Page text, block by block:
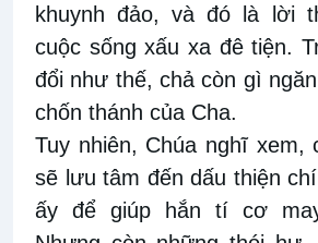
khuynh đảo, và đó là lời
cuộc sống xấu xa đê tiện.
đổi như thế, chả còn gì
chốn thánh của Cha.
Tuy nhiên, Chúa nghĩ xem,
sẽ lưu tâm đến dấu thiện
ấy để giúp hắn tí cơ